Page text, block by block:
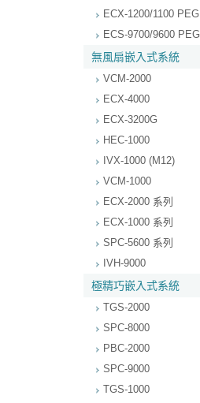
ECX-1200/1100 PEG
ECS-9700/9600 PEG
無風扇嵌入式系統
VCM-2000
ECX-4000
ECX-3200G
HEC-1000
IVX-1000 (M12)
VCM-1000
ECX-2000 系列
ECX-1000 系列
SPC-5600 系列
IVH-9000
極精巧嵌入式系統
TGS-2000
SPC-8000
PBC-2000
SPC-9000
TGS-1000